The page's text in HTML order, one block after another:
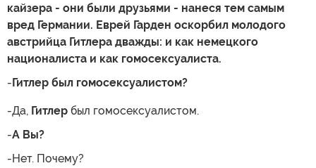
кайзера - они были друзьями - нанеся тем самым
вред Германии. Еврей Гарден оскорбил молодого
австрийца Гитлера дважды: и как немецкого
националиста и как гомосексуалиста.
-Гитлер был гомосексуалистом?
-Да, Гитлер был гомосексуалистом.
-А Вы?
-Нет. Почему?